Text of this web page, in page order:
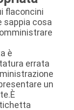
flaconcini
sappia cosa
è
errata
un